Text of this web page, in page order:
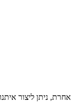
ניתן ליצור